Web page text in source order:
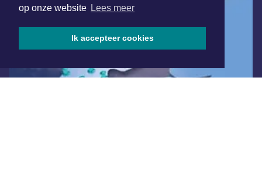
op onze website Lees meer
Ik accepteer cookies